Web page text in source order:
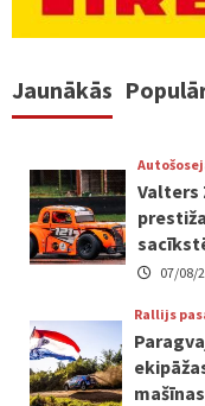
Jaunākās
Valters
07/08/
Rallijs
mašīnas